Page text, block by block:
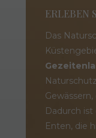
ERLEBEN
Das
Dadurch
Enten, die